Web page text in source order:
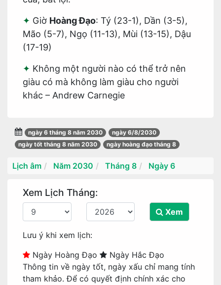
Giờ Hoàng Đạo: Tý (23-1), Dần (3-5),
Mão (5-7), Ngọ (11-13), Mùi (13-15), Dậu
(17-19)
Không một người nào có thể trở nên
giàu có mà không làm giàu cho người
khác – Andrew Carnegie
ngày 6 tháng 8 năm 2030
ngày 6/8/2030
ngày tốt tháng 8 năm 2030
ngày hoàng đạo tháng 8
Lịch âm Năm 2030 Tháng 8 Ngày 6
Xem Lịch Tháng:
Xem
Lưu ý khi xem lịch:
Ngày Hoàng Đạo
Ngày Hắc Đạo
Thông tin về ngày tốt, ngày xấu chỉ mang tính
tham khảo. Để có quyết định chính xác cho